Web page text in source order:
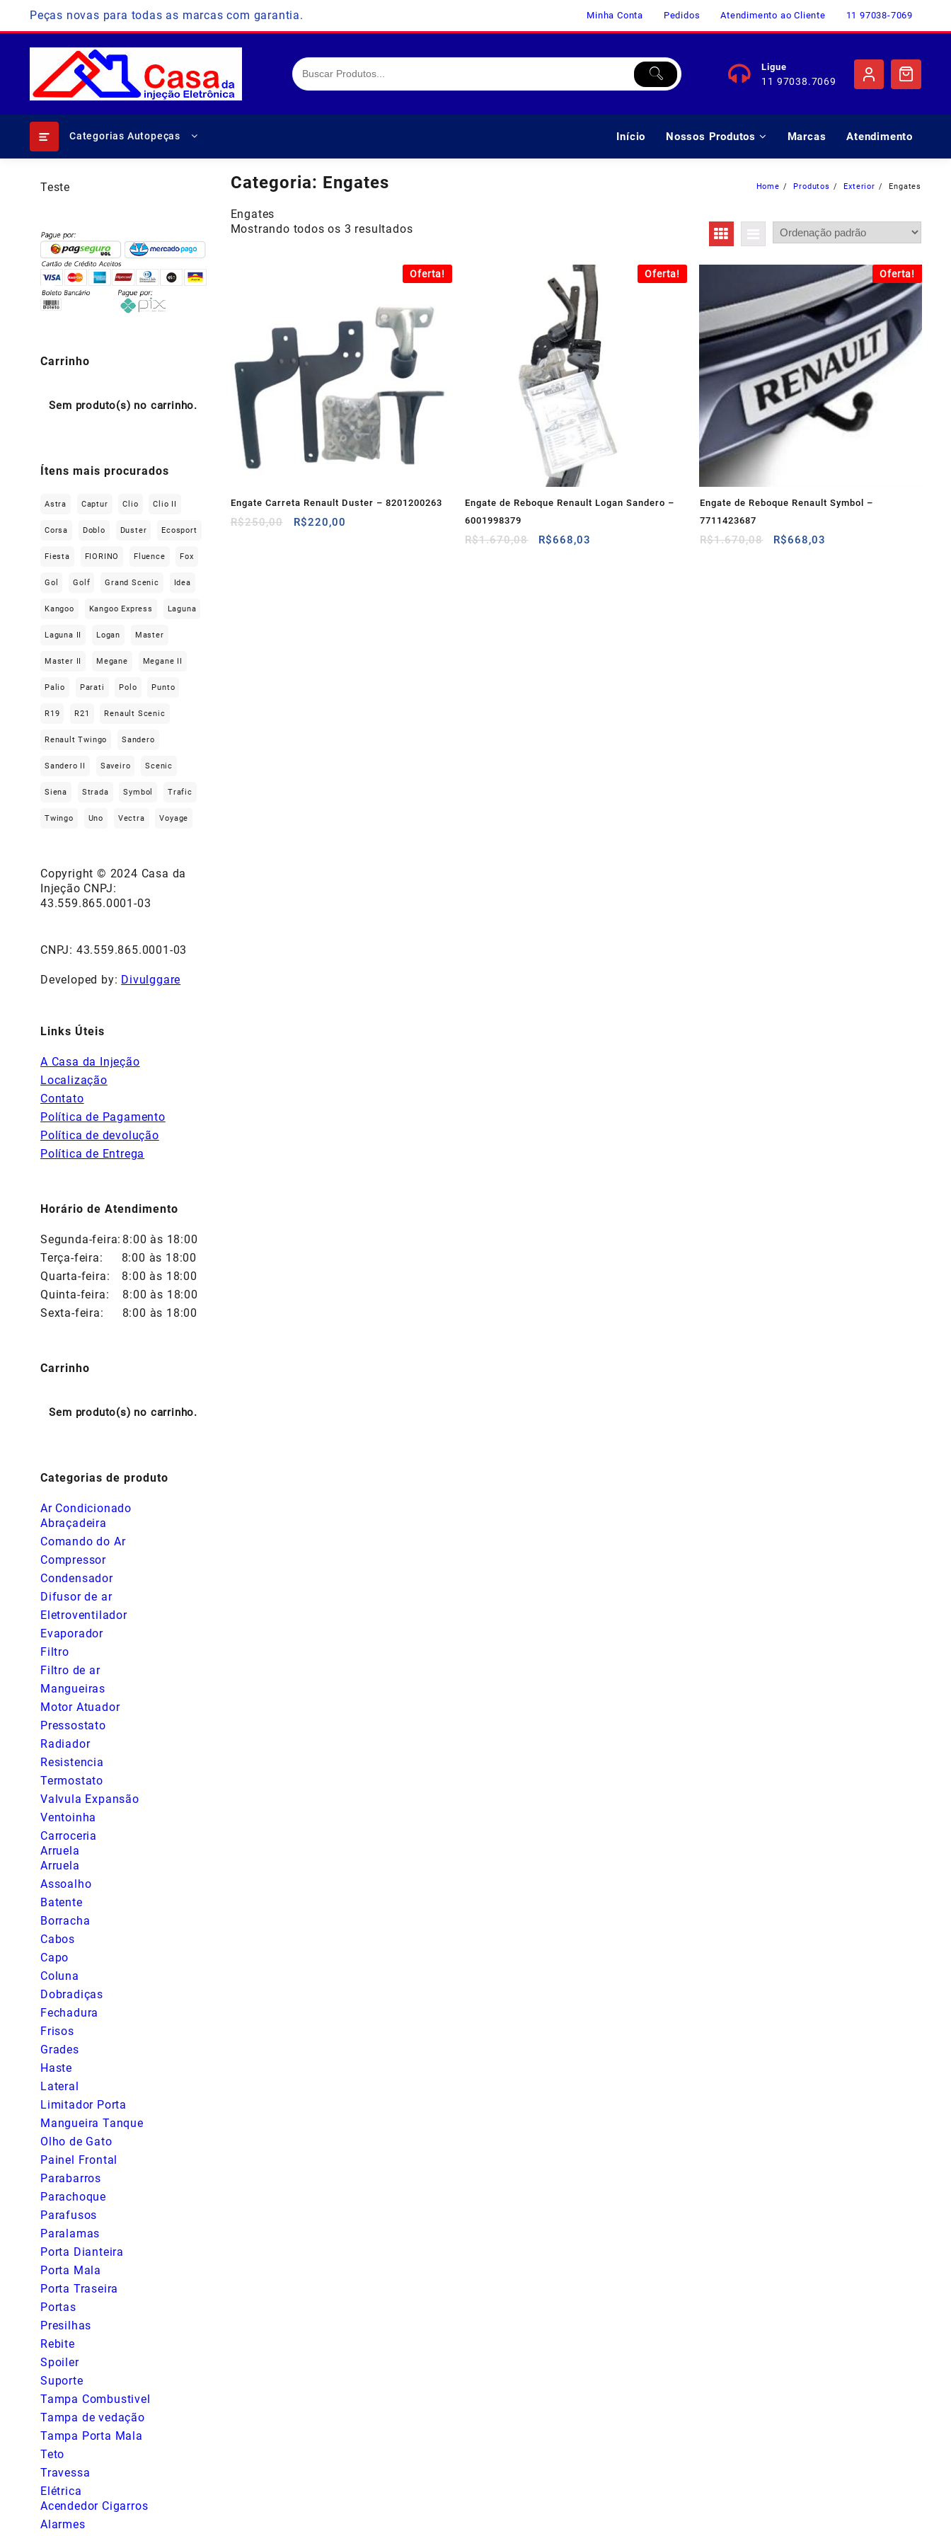
content
Peças novas para todas as marcas com garantia. Minha Conta Pedidos Atendimento ao Cliente 11 97038-7069
Ligue
11 97038.7069
Categorias Autopeças Início Nossos Produtos Marcas Atendimento
Categoria: Engates Home Produtos Exterior Engates
Engates
Mostrando todos os 3 resultados
Oferta!
Engate Carreta Renault Duster – 8201200263
R$250,00
O
R$220,00
Oferta!
Engate de Reboque Renault Logan Sandero –
6001998379
R$1.670,08
O
R$668,03
Oferta!
Engate de Reboque Renault Symbol –
7711423687
R$1.670,08
O
R$668,03
Teste
Carrinho
Sem produto(s) no carrinho.
Ítens mais procurados
Astra Captur Clio Clio II
Corsa Doblo Duster Ecosport
Fiesta FIORINO Fluence Fox
Gol Golf Grand Scenic Idea
Kangoo Kangoo Express Laguna
Laguna II Logan Master
Master II Megane Megane II
Palio Parati Polo Punto
R19 R21 Renault Scenic
Renault Twingo Sandero
Sandero II Saveiro Scenic
Siena Strada Symbol Trafic
Twingo Uno Vectra Voyage
Copyright © 2024 Casa da
Injeção CNPJ:
43.559.865.0001-03
CNPJ: 43.559.865.0001-03
Developed by: Divulggare
Links Úteis
A Casa da Injeção
Localização
Contato
Política de Pagamento
Política de devolução
Política de Entrega
Horário de Atendimento
Segunda-feira: 8:00 às 18:00
Terça-feira:
8:00 às 18:00
Quarta-feira:
8:00 às 18:00
Quinta-feira:
8:00 às 18:00
Sexta-feira:
8:00 às 18:00
Carrinho
Sem produto(s) no carrinho.
Categorias de produto
Ar Condicionado
Abraçadeira
Comando do Ar
Compressor
Condensador
Difusor de ar
Eletroventilador
Evaporador
Filtro
Filtro de ar
Mangueiras
Motor Atuador
Pressostato
Radiador
Resistencia
Termostato
Valvula Expansão
Ventoinha
Carroceria
Arruela
Arruela
Assoalho
Batente
Borracha
Cabos
Capo
Coluna
Dobradiças
Fechadura
Frisos
Grades
Haste
Lateral
Limitador Porta
Mangueira Tanque
Olho de Gato
Painel Frontal
Parabarros
Parachoque
Parafusos
Paralamas
Porta Dianteira
Porta Mala
Porta Traseira
Portas
Presilhas
Rebite
Spoiler
Suporte
Tampa Combustivel
Tampa de vedação
Tampa Porta Mala
Teto
Travessa
Elétrica
Acendedor Cigarros
Alarmes